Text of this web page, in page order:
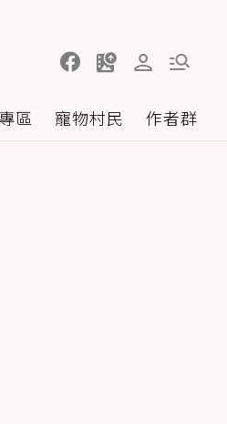
區 寵物村民 作者群